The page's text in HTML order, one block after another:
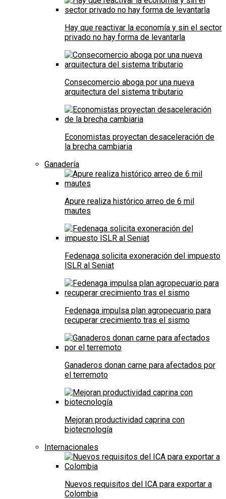
Hay que reactivar la economía y sin el sector
privado no hay forma de levantarla
Consecomercio aboga por una nueva
arquitectura del sistema tributario
Economistas proyectan desaceleración de
la brecha cambiaria
Ganadería
Apure realiza histórico arreo de 6 mil
mautes
Fedenaga solicita exoneración del impuesto
ISLR al Seniat
Fedenaga impulsa plan agropecuario para
recuperar crecimiento tras el sismo
Ganaderos donan carne para afectados por
el terremoto
Mejoran productividad caprina con
biotecnología
Internacionales
Nuevos requisitos del ICA para exportar a
Colombia